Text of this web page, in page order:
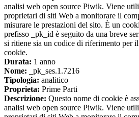
analisi web open source Piwik. Viene
proprietari di siti Web a monitorare il
misurare le prestazioni del sito. È un
prefisso _pk_id è seguito da una breve
si ritiene sia un codice di riferimento per
cookie.
Durata: 1 anno
Nome: _pk_ses.1.7216
Tipologia: analitico
Proprieta: Prime Parti
Descrizione: Questo nome di cookie è
analisi web open source Piwik. Viene